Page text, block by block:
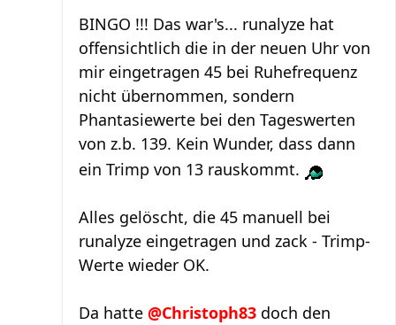
BINGO !!! Das war's... runalyze hat
offensichtlich die in der neuen Uhr von
mir eingetragen 45 bei Ruhefrequenz
nicht übernommen, sondern
Phantasiewerte bei den Tageswerten
von z.b. 139. Kein Wunder, dass dann
ein Trimp von 13 rauskommt.
Alles gelöscht, die 45 manuell bei
runalyze eingetragen und zack - Trimp-
Werte wieder OK.
Da hatte @Christoph83 doch den